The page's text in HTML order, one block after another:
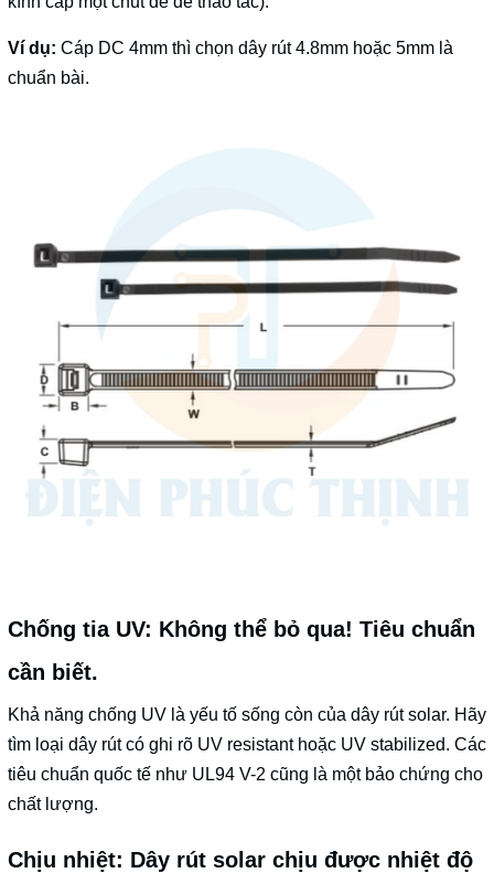
Ví dụ: Cáp DC 4mm thì chọn dây rút 4.8mm hoặc 5mm là
chuẩn bài.
Chống tia UV: Không thể bỏ qua! Tiêu chuẩn
cần biết.
Khả năng chống UV là yếu tố sống còn của dây rút solar. Hãy
tìm loại dây rút có ghi rõ UV resistant hoặc UV stabilized. Các
tiêu chuẩn quốc tế như UL94 V-2 cũng là một bảo chứng cho
chất lượng.
Chịu nhiệt: Dây rút solar chịu được nhiệt độ